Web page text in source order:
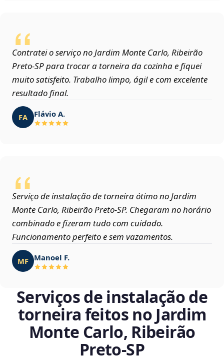
Contratei o serviço no Jardim Monte Carlo, Ribeirão
Preto‑SP para trocar a torneira da cozinha e fiquei
muito satisfeito. Trabalho limpo, ágil e com excelente
resultado final.
FA Flávio A.
Serviço de instalação de torneira ótimo no Jardim
Monte Carlo, Ribeirão Preto‑SP. Chegaram no horário
combinado e fizeram tudo com cuidado.
Funcionamento perfeito e sem vazamentos.
MF Manoel F.
Serviços de instalação de
torneira feitos no Jardim
Monte Carlo, Ribeirão
Preto‑SP